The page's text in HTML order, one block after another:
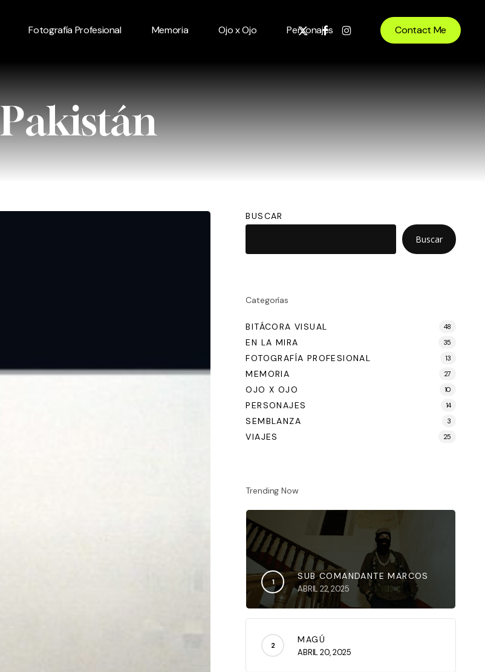
Fotografía Profesional Memoria Ojo x Ojo Personajes
x-
facebookinstagram Contact Me
Pakistán
BUSCAR
Buscar
Categorías
BITÁCORA VISUAL 48
EN LA MIRA 35
FOTOGRAFÍA PROFESIONAL 13
MEMORIA 27
OJO X OJO 10
PERSONAJES 14
SEMBLANZA 3
VIAJES 25
Trending Now
SUB COMANDANTE MARCOS
ABRIL 22, 2025
MAGÚ
ABRIL 20, 2025